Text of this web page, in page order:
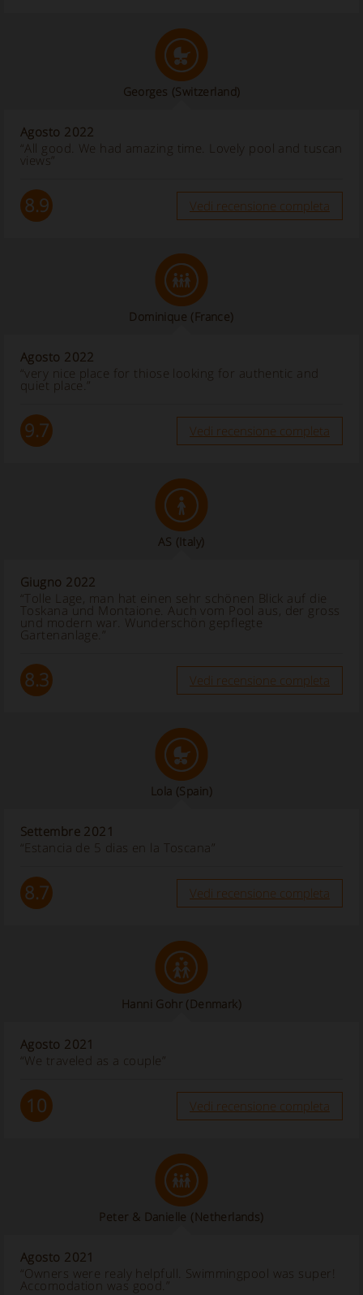
Georges (Switzerland)
Agosto 2022
“All good. We had amazing time. Lovely pool and tuscan
views”
8.9 Vedi recensione completa
Dominique (France)
Agosto 2022
“very nice place for thiose looking for authentic and
quiet place.”
9.7 Vedi recensione completa
AS (Italy)
Giugno 2022
“Tolle Lage, man hat einen sehr schönen Blick auf die
Toskana und Montaione. Auch vom Pool aus, der gross
und modern war. Wunderschön gepflegte
Gartenanlage.”
8.3 Vedi recensione completa
Lola (Spain)
Settembre 2021
“Estancia de 5 dias en la Toscana”
8.7 Vedi recensione completa
Hanni Gohr (Denmark)
Agosto 2021
“We traveled as a couple”
10 Vedi recensione completa
Peter & Danielle (Netherlands)
Agosto 2021
“Owners were realy helpfull. Swimmingpool was super!
Accomodation was good.”